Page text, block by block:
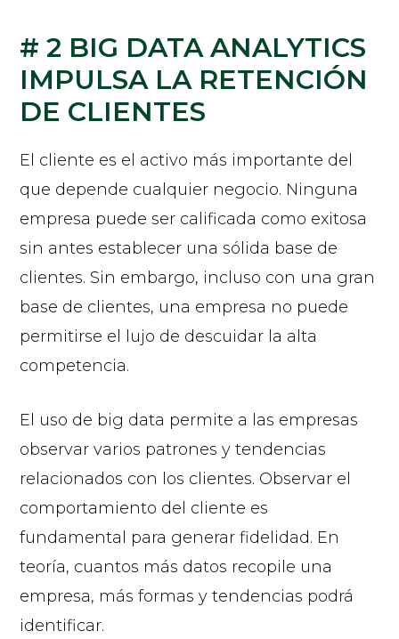
# 2 BIG DATA ANALYTICS
IMPULSA LA RETENCIÓN
DE CLIENTES
El cliente es el activo más importante del
que depende cualquier negocio. Ninguna
empresa puede ser calificada como exitosa
sin antes establecer una sólida base de
clientes. Sin embargo, incluso con una gran
base de clientes, una empresa no puede
permitirse el lujo de descuidar la alta
competencia.
El uso de big data permite a las empresas
observar varios patrones y tendencias
relacionados con los clientes. Observar el
comportamiento del cliente es
fundamental para generar fidelidad. En
teoría, cuantos más datos recopile una
empresa, más formas y tendencias podrá
identificar.